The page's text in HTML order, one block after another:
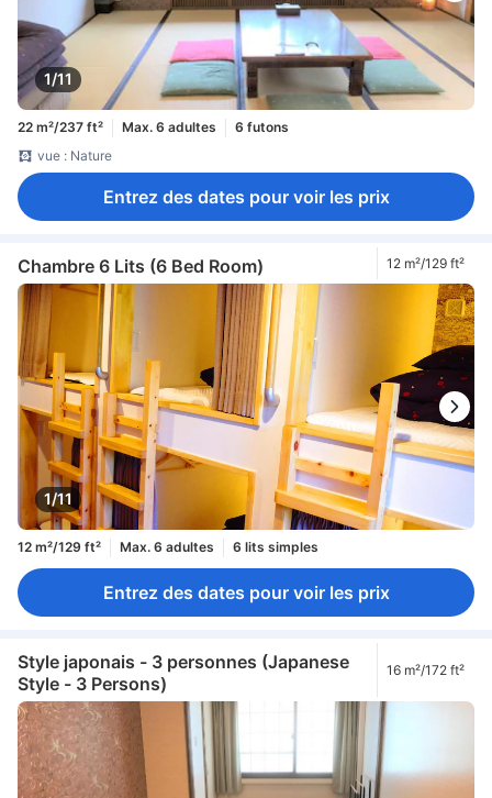
1/11
22 m²/237 ft² Max. 6 adultes
6 futons
vue : Nature
Entrez des dates pour voir les prix
Chambre 6 Lits (6 Bed Room) 12 m²/129 ft²
1/11
12 m²/129 ft² Max. 6 adultes 6 lits simples
Entrez des dates pour voir les prix
Style japonais - 3 personnes (Japanese
Style - 3 Persons)
16 m²/172 ft²